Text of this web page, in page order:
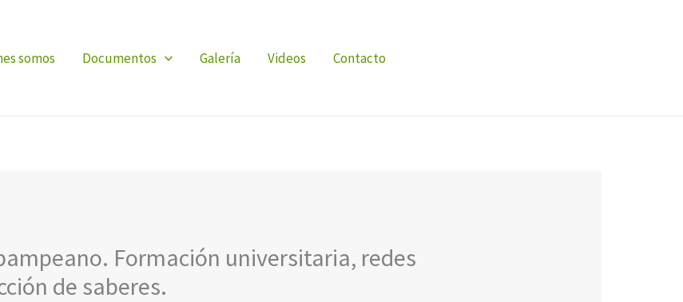
somos Documentos Galería Videos Contacto
Formación universitaria, redes
de saberes.